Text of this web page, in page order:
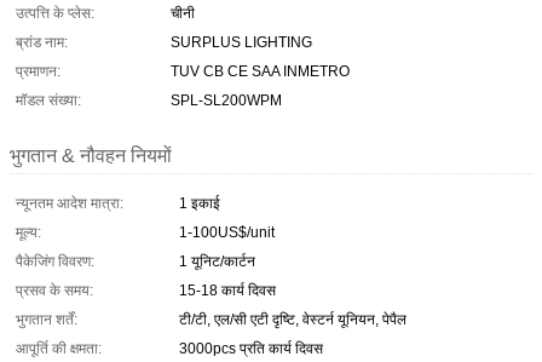
उत्पत्ति के प्लेस:
चीनी
ब्रांड नाम:
SURPLUS LIGHTING
प्रमाणन:
TUV CB CE SAA INMETRO
मॉडल संख्या:
SPL-SL200WPM
भुगतान & नौवहन नियमों
न्यूनतम आदेश मात्रा:
1 इकाई
मूल्य:
1-100US$/unit
पैकेजिंग विवरण:
1 यूनिट/कार्टन
प्रसव के समय:
15-18 कार्य दिवस
भुगतान शर्तें:
टी/टी, एल/सी एटी दृष्टि, वेस्टर्न यूनियन, पेपैल
आपूर्ति की क्षमता:
3000pcs प्रति कार्य दिवस